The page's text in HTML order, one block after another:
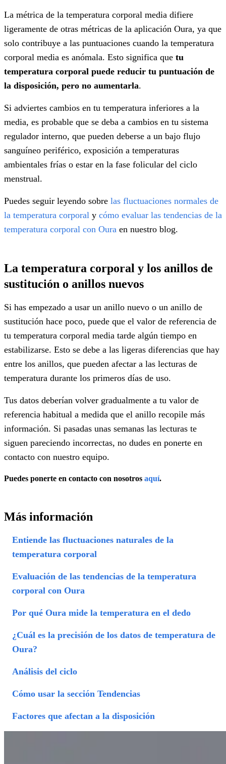
La métrica de la temperatura corporal media difiere
ligeramente de otras métricas de la aplicación Oura, ya que
solo contribuye a las puntuaciones cuando la temperatura
corporal media es anómala. Esto significa que tu
temperatura corporal puede reducir tu puntuación de
la disposición, pero no aumentarla.
Si adviertes cambios en tu temperatura inferiores a la
media, es probable que se deba a cambios en tu sistema
regulador interno, que pueden deberse a un bajo flujo
sanguíneo periférico, exposición a temperaturas
ambientales frías o estar en la fase folicular del ciclo
menstrual.
Puedes seguir leyendo sobre las fluctuaciones normales de
la temperatura corporal y cómo evaluar las tendencias de la
temperatura corporal con Oura en nuestro blog.
La temperatura corporal y los anillos de
sustitución o anillos nuevos
Si has empezado a usar un anillo nuevo o un anillo de
sustitución hace poco, puede que el valor de referencia de
tu temperatura corporal media tarde algún tiempo en
estabilizarse. Esto se debe a las ligeras diferencias que hay
entre los anillos, que pueden afectar a las lecturas de
temperatura durante los primeros días de uso.
Tus datos deberían volver gradualmente a tu valor de
referencia habitual a medida que el anillo recopile más
información. Si pasadas unas semanas las lecturas te
siguen pareciendo incorrectas, no dudes en ponerte en
contacto con nuestro equipo.
Puedes ponerte en contacto con nosotros aquí.
Más información
Entiende las fluctuaciones naturales de la
temperatura corporal
Evaluación de las tendencias de la temperatura
corporal con Oura
Por qué Oura mide la temperatura en el dedo
¿Cuál es la precisión de los datos de temperatura de
Oura?
Análisis del ciclo
Cómo usar la sección Tendencias
Factores que afectan a la disposición